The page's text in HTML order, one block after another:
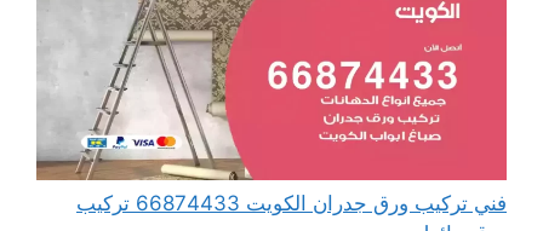
فني تركيب ورق جدران الكويت 66874433 تركيب